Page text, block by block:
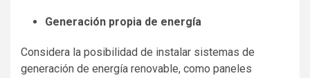
Generación propia de energía
Considera la posibilidad de instalar sistemas de
generación de energía renovable, como paneles